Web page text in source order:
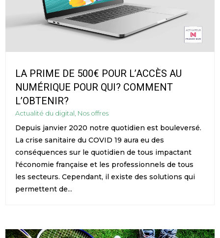
LA PRIME DE 500€ POUR L’ACCÈS AU
NUMÉRIQUE POUR QUI? COMMENT
L’OBTENIR?
Actualité du digital Nos offres
Depuis janvier 2020 notre quotidien est bouleversé.
La crise sanitaire du COVID 19 aura eu des
conséquences sur le quotidien de tous impactant
l'économie française et les professionnels de tous
les secteurs. Cependant, il existe des solutions qui
permettent de...